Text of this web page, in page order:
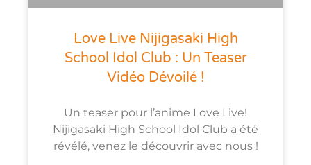
Love Live Nijigasaki High
School Idol Club : Un Teaser
Vidéo Dévoilé !
Un teaser pour l’anime Love Live!
Nijigasaki High School Idol Club a été
révélé, venez le découvrir avec nous !